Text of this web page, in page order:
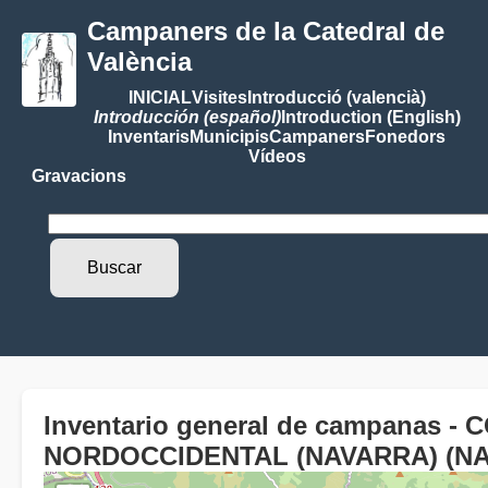
Campaners de la Catedral de
València
INICIALVisitesIntroducció (valencià)
Introducción (español)Introduction (English)
InventarisMunicipisCampanersFonedors
Vídeos
Gravacions
Inventario general de campanas -
NORDOCCIDENTAL (NAVARRA)